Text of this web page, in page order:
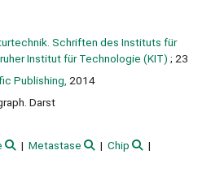
Schriften des Instituts für
Institut für Technologie (KIT) ; 23
Publishing, 2014
Darst
Metastase
Chip